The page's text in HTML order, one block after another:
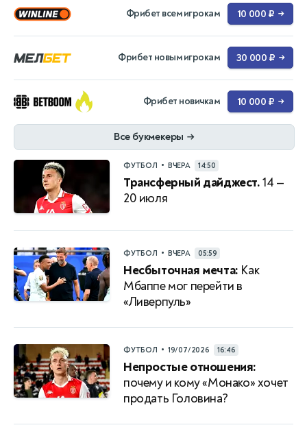
Фрибет всем игрокам 10 000 ₽ →
Фрибет новым игрокам 30 000 ₽ →
Фрибет новичкам 10 000 ₽ →
Все букмекеры →
ФУТБОЛ • ВЧЕРА 14:50
Трансферный дайджест.14 —
20 июля
ФУТБОЛ • ВЧЕРА 05:59
Несбыточная мечта: Как
Мбаппе мог перейти в
«Ливерпуль»
ФУТБОЛ • 19/07/2026 16:46
Непростые отношения:
почему и кому «Монако» хочет
продать Головина?